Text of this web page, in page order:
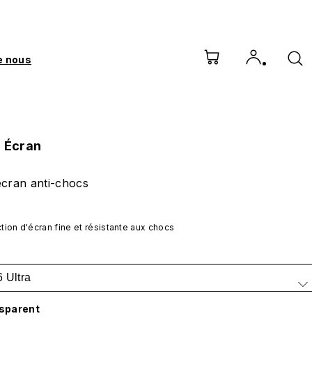
nous
anti-chocs
d'écran fine et résistante aux chocs
Ultra